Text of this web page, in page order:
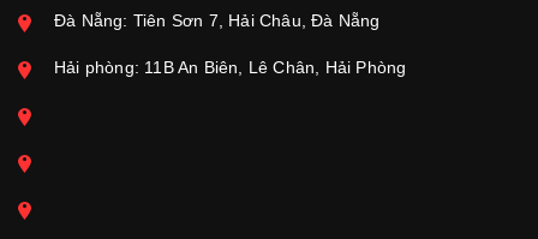
Đà Nẵng: Tiên Sơn 7, Hải Châu, Đà Nẵng
Hải phòng: 11B An Biên, Lê Chân, Hải Phòng